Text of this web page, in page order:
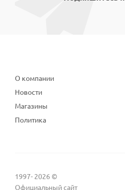
О компании
Новости
Магазины
Политика
1997- 2026 ©
Официальный сайт